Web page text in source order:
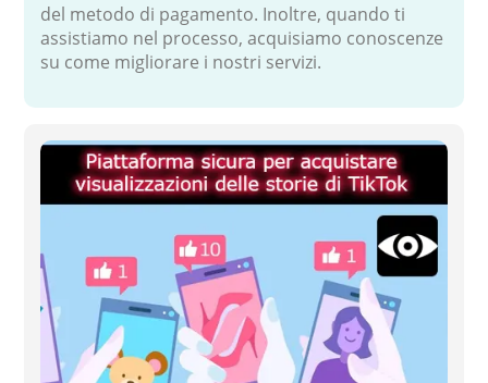
del metodo di pagamento. Inoltre, quando ti
assistiamo nel processo, acquisiamo conoscenze
su come migliorare i nostri servizi.